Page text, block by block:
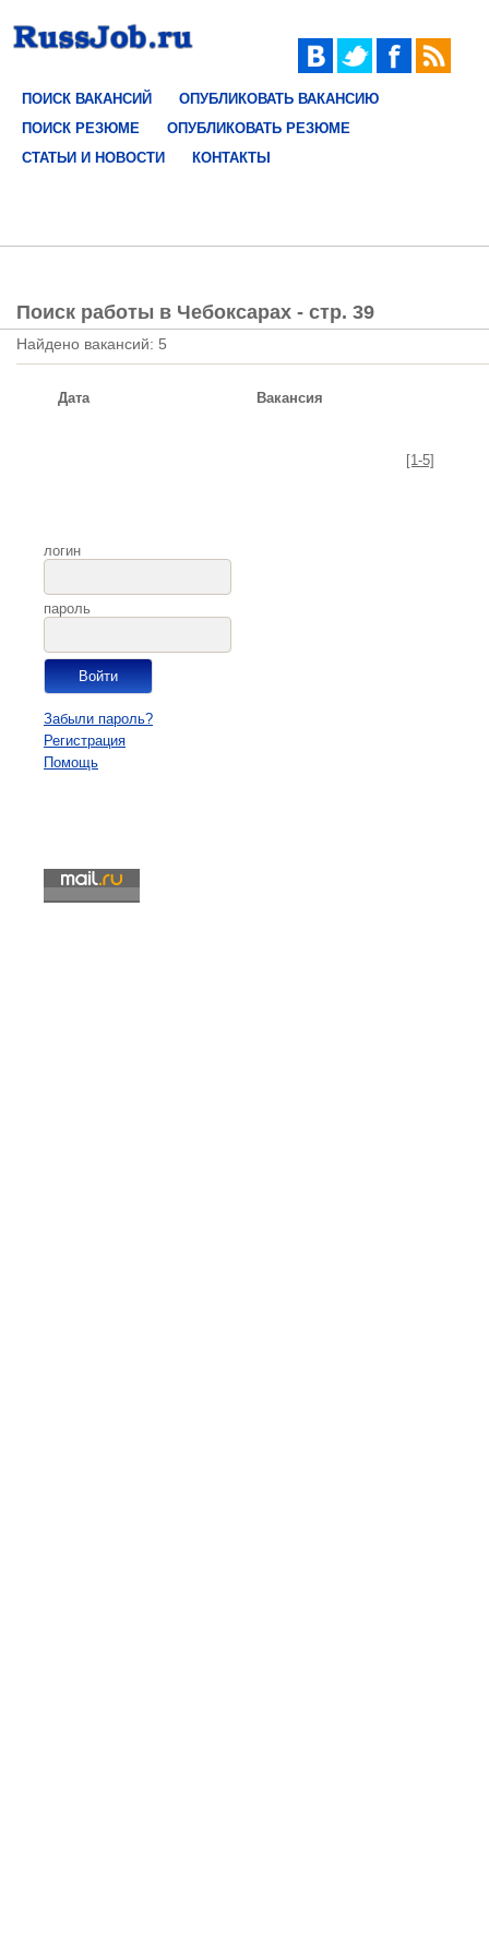
ПОИСК ВАКАНСИЙ
ОПУБЛИКОВАТЬ ВАКАНСИЮ
ПОИСК РЕЗЮМЕ
ОПУБЛИКОВАТЬ РЕЗЮМЕ
СТАТЬИ И НОВОСТИ
КОНТАКТЫ
Поиск работы в Чебоксарах - стр. 39
Найдено вакансий: 5
Дата Вакансия
[1-5]
логин
пароль
Забыли пароль?
Регистрация
Помощь